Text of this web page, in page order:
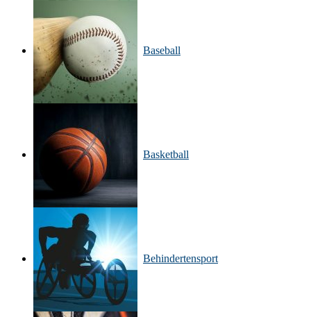
Baseball
Basketball
Behinderten­sport